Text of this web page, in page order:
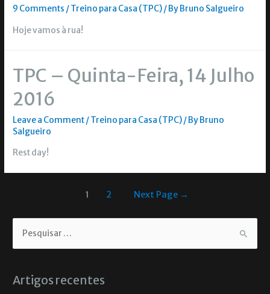
9 Comments /Treino para Casa (TPC)/ By Bruno Salgueiro
Hoje vamos à rua!
TPC – Quinta-Feira, 14 Julho
2016
Leave a Comment/Treino para Casa (TPC)/ By Bruno
Salgueiro
Rest day!
1 2 Next Page →
Artigos recentes